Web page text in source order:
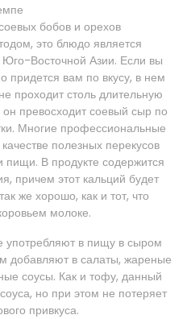
бобов и орехов
это блюдо является
Восточной Азии. Если вы
придется вам по вкусу, в нем
проходит столь длительную
превосходит соевый сыр по
Многие профессиональные
полезных перекусов
В продукте содержится
причем этот кальций будет
же хорошо, как и тот, что
молоке.
употребляют в пищу в сыром
добавляют в салаты, жареные
соусы. Как и тофу, данный
но при этом не потеряет
привкуса.